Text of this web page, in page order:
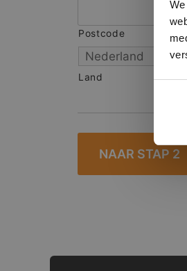
Postcode
Land